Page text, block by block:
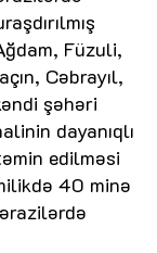
Füzuli,
Cəbrayıl,
şəhəri
dayanıqlı
edilməsi
40 minə